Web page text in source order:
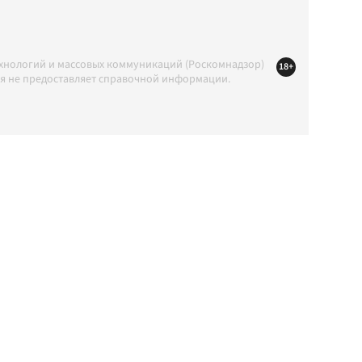
и массовых коммуникаций (Роскомнадзор)
не предоставляет справочной информации.
18+